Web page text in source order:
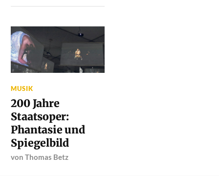
MUSIK
200 Jahre
Staatsoper:
Phantasie und
Spiegelbild
vonThomas Betz